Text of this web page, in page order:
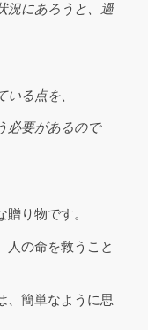
況にあろうと、過
る点を、
必要があるので
贈り物です。
人の命を救うこと
、簡単なように思